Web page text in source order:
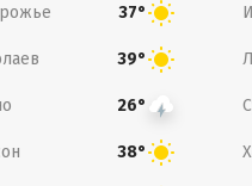
37°
39°
26°
38°